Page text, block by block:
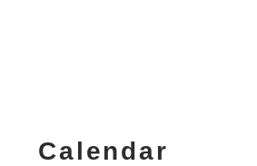
Calendar